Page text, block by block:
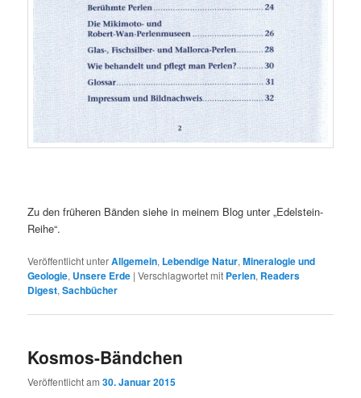
Zu den früheren Bänden siehe in meinem Blog unter „Edelstein-
Reihe“.
Veröffentlicht unterAllgemein, Lebendige Natur,Mineralogie und
Geologie, Unsere Erde |Verschlagwortet mit Perlen, Readers
Digest,Sachbücher
Kosmos-Bändchen
Veröffentlicht am30. Januar 2015